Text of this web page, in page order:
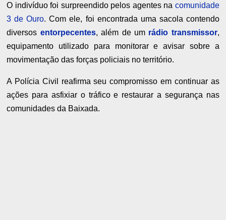
O indivíduo foi surpreendido pelos agentes na comunidade
3 de Ouro. Com ele, foi encontrada uma sacola contendo
diversos entorpecentes, além de um rádio transmissor,
equipamento utilizado para monitorar e avisar sobre a
movimentação das forças policiais no território.
A Polícia Civil reafirma seu compromisso em continuar as
ações para asfixiar o tráfico e restaurar a segurança nas
comunidades da Baixada.